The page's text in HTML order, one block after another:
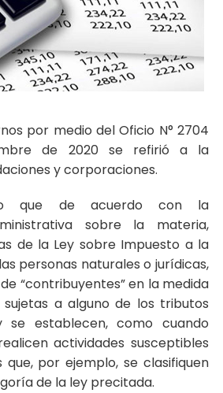
por medio del Oficio N° 2704
de 2020 se refirió a la
y corporaciones.
que de acuerdo con la
sobre la materia,
de la Ley sobre Impuesto a la
personas naturales o jurídicas,
“contribuyentes” en la medida
a alguno de los tributos
establecen, como cuando
actividades susceptibles
por ejemplo, se clasifiquen
de la ley precitada.